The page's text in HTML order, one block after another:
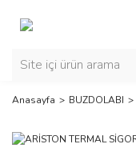
Anasayfa BUZDOLABI